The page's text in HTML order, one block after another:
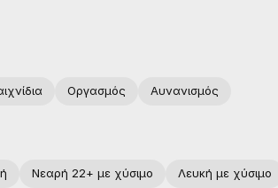
Οργασμός Αυνανισμός
Νεαρή 22+ με χύσιμο Λευκή με χύσιμο